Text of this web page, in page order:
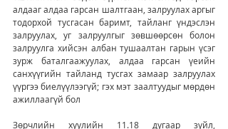
алдааг алдаа гарсан шалтгаан, залруулах аргыг
тодорхой тусгасан баримт, тайланг үндэслэн
залруулах, уг залруулгыг зөвшөөрсөн болон
залруулга хийсэн албан тушаалтан гарын үсэг
зурж баталгаажуулах, алдаа гарсан үеийн
санхүүгийн тайланд тусгах замаар залруулах
үүргээ биелүүлээгүй; гэх мэт заалтуудыг мөрдөн
ажиллаагүй бол